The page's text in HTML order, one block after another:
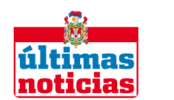
contenido